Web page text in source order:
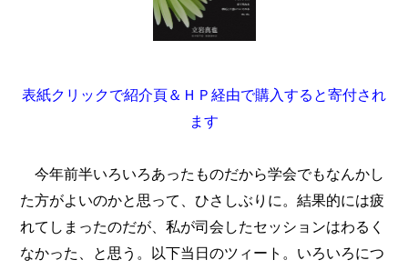
表紙クリックで紹介頁＆ＨＰ経由で購入すると寄付され
ます
今年前半いろいろあったものだから学会でもなんかし
た方がよいのかと思って、ひさしぶりに。結果的には疲
れてしまったのだが、私が司会したセッションはわるく
なかった、と思う。以下当日のツィート。いろいろにつ